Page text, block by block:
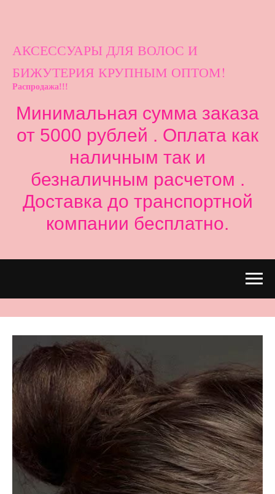
АКСЕССУАРЫ ДЛЯ ВОЛОС И
БИЖУТЕРИЯ КРУПНЫМ ОПТОМ!
Распродажа!!!
Минимальная сумма заказа
от 5000 рублей . Оплата как
наличным так и
безналичным расчетом .
Доставка до транспортной
компании бесплатно.